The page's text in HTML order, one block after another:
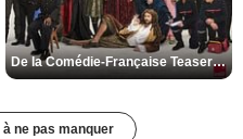
De la Comédie-Française Teaser VF
ne pas manquer